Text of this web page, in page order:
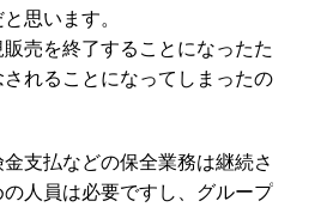
思います。
売を終了することになったた
れることになってしまったの
支払などの保全業務は継続さ
人員は必要ですし、グループ